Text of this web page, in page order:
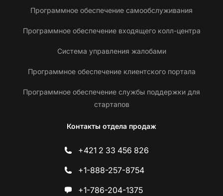
Программное обеспечение самообслуживания
Программное обеспечение входящего колл-центра
Система управления жалобами
Программное обеспечение клиентского портала
Программное обеспечение службы поддержки для
стартапов
Контакты отдела продаж
+421 2 33 456 826
+1-888-257-8754
+1-786-204-1375